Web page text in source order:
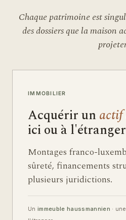
Chaque patrimoine est
des dossiers que la maison
IMMOBILIER
Acquérir un actif
ici ou à l'étranger
Montages franco-
sûreté, financements
plusieurs juridictions.
Un immeuble haussmannien ·